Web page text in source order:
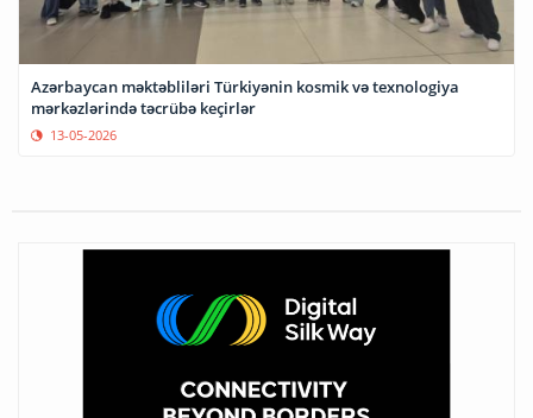
Azərbaycan məktəbliləri Türkiyənin kosmik və texnologiya
mərkəzlərində təcrübə keçirlər
13-05-2026